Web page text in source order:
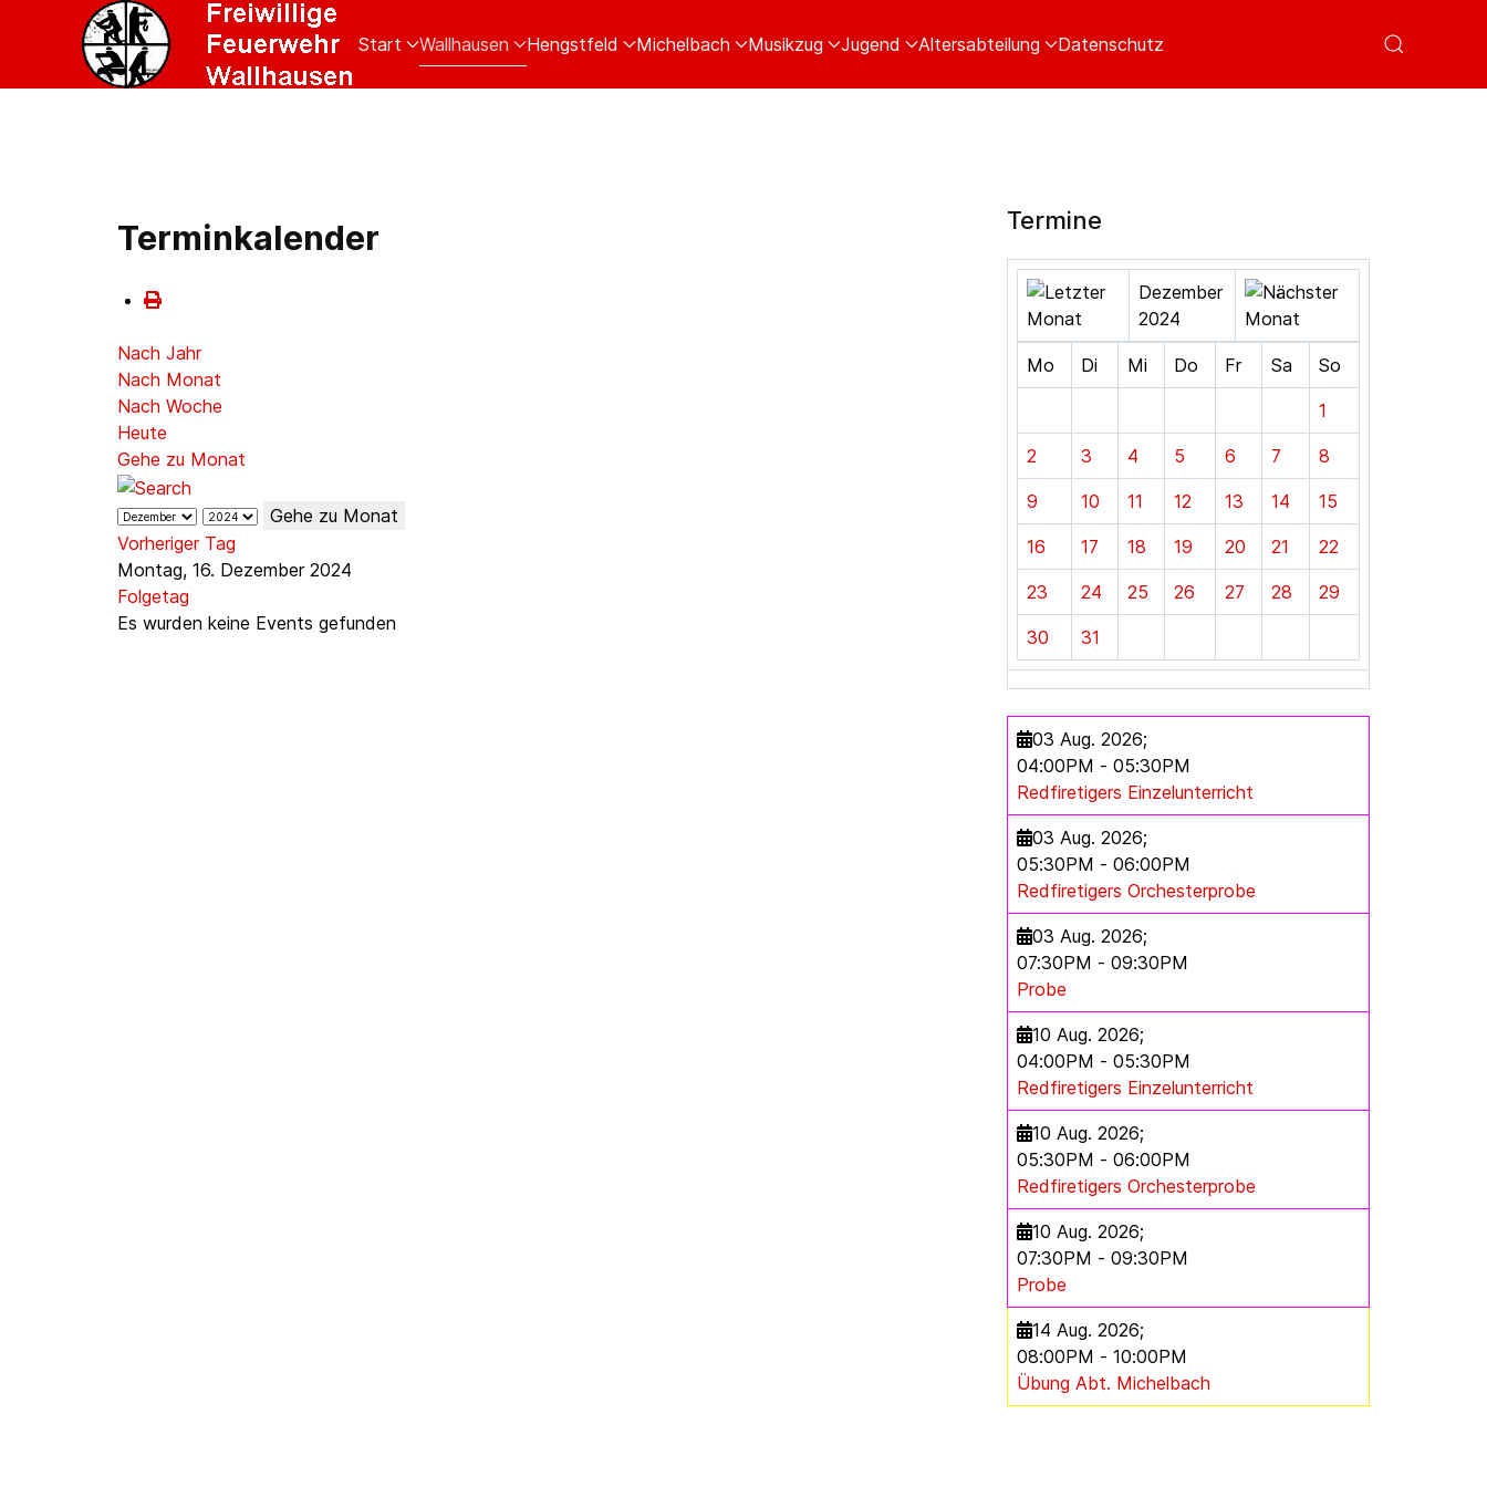
Start Wallhausen Hengstfeld Michelbach Musikzug Jugend Altersabteilung Datenschutz
Terminkalender
Nach Jahr
Nach Monat
Nach Woche
Heute
Gehe zu Monat
Gehe zu Monat
Vorheriger Tag
Montag, 16. Dezember 2024
Folgetag
Es wurden keine Events gefunden
Termine
Dezember
2024
Mo Di Mi Do Fr Sa So
1
2 3 4 5 6 7 8
9 10 11 12 13 14 15
16 17 18 19 20 21 22
23 24 25 26 27 28 29
30 31
03 Aug. 2026;
04:00PM - 05:30PM
Redfiretigers Einzelunterricht
03 Aug. 2026;
05:30PM - 06:00PM
Redfiretigers Orchesterprobe
03 Aug. 2026;
07:30PM - 09:30PM
Probe
10 Aug. 2026;
04:00PM - 05:30PM
Redfiretigers Einzelunterricht
10 Aug. 2026;
05:30PM - 06:00PM
Redfiretigers Orchesterprobe
10 Aug. 2026;
07:30PM - 09:30PM
Probe
14 Aug. 2026;
08:00PM - 10:00PM
Übung Abt. Michelbach